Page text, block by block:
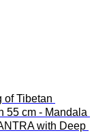
of Tibetan
55 cm - Mandala
with Deep